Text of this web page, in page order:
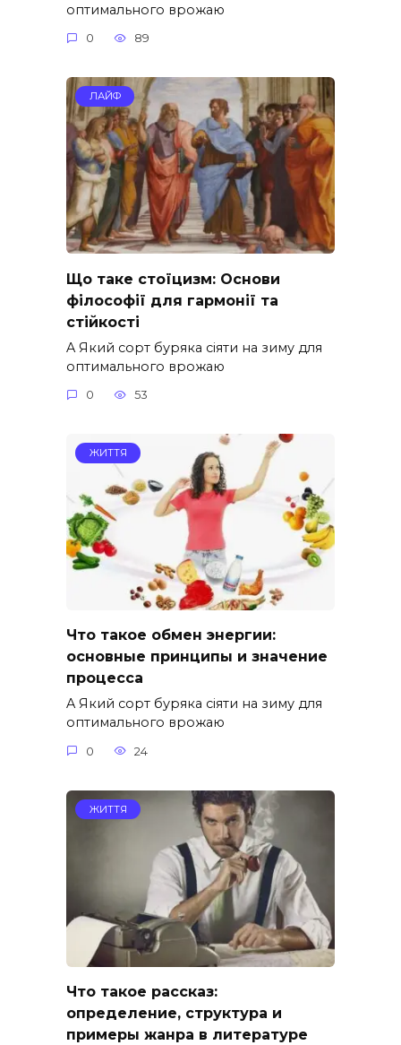
оптимального врожаю
0 89
ЛАЙФ
Що таке стоїцизм: Основи
філософії для гармонії та
стійкості
A Який сорт буряка сіяти на зиму для
оптимального врожаю
0 53
ЖИТТЯ
Что такое обмен энергии:
основные принципы и значение
процесса
A Який сорт буряка сіяти на зиму для
оптимального врожаю
0 24
ЖИТТЯ
Что такое рассказ:
определение, структура и
примеры жанра в литературе